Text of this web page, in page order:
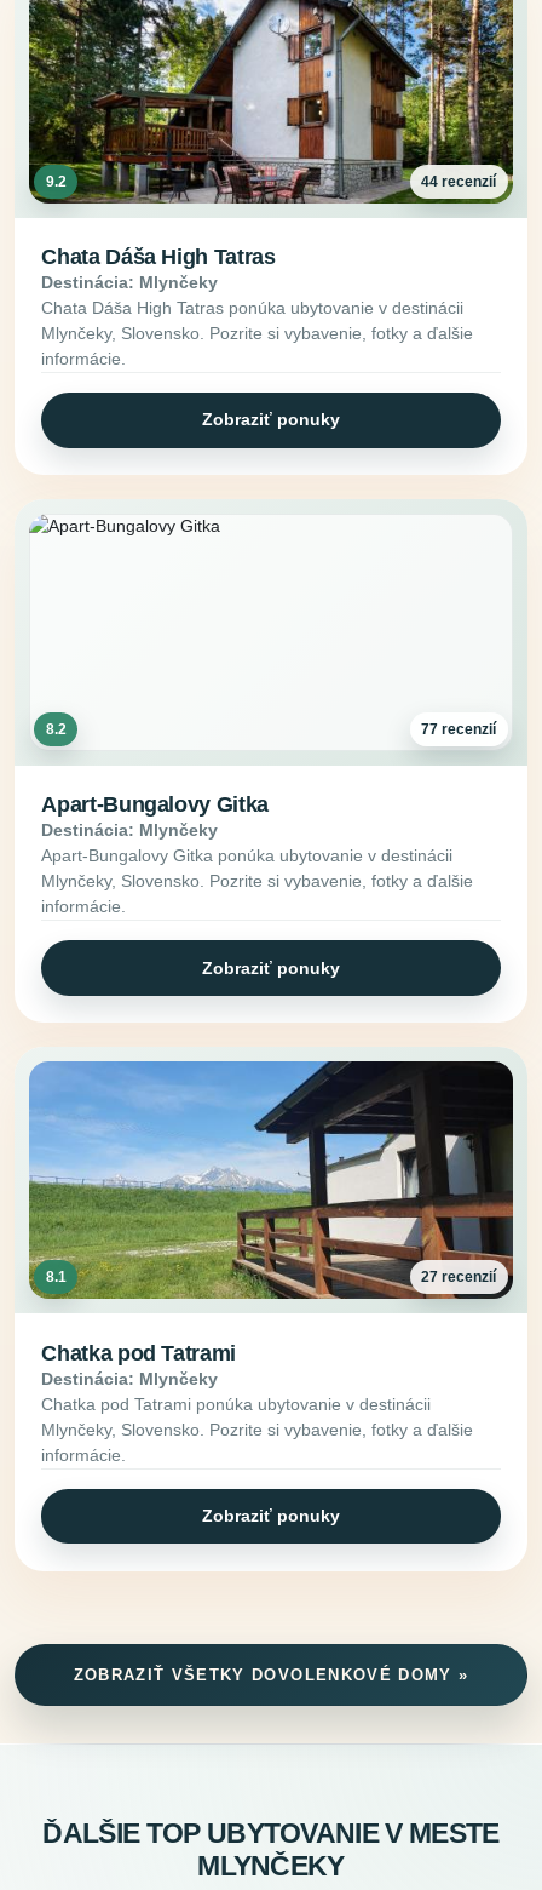
9.2 44 recenzií
Chata Dáša High Tatras
Destinácia: Mlynčeky
Chata Dáša High Tatras ponúka ubytovanie v destinácii
Mlynčeky, Slovensko. Pozrite si vybavenie, fotky a ďalšie
informácie.
Zobraziť ponuky
8.2 77 recenzií
Apart-Bungalovy Gitka
Destinácia: Mlynčeky
Apart-Bungalovy Gitka ponúka ubytovanie v destinácii
Mlynčeky, Slovensko. Pozrite si vybavenie, fotky a ďalšie
informácie.
Zobraziť ponuky
8.1 27 recenzií
Chatka pod Tatrami
Destinácia: Mlynčeky
Chatka pod Tatrami ponúka ubytovanie v destinácii
Mlynčeky, Slovensko. Pozrite si vybavenie, fotky a ďalšie
informácie.
Zobraziť ponuky
ZOBRAZIŤ VŠETKY DOVOLENKOVÉ DOMY »
ĎALŠIE TOP UBYTOVANIE V MESTE
MLYNČEKY